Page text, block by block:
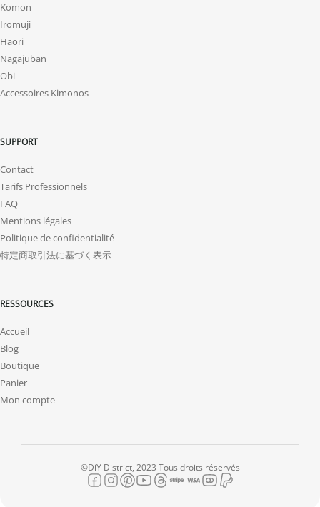
Komon
Iromuji
Haori
Nagajuban
Obi
Accessoires Kimonos
SUPPORT
Contact
Tarifs Professionnels
FAQ
Mentions légales
Politique de confidentialité
特定商取引法に基づく表示
RESSOURCES
Accueil
Blog
Boutique
Panier
Mon compte
©DiY District, 2023 Tous droits réservés